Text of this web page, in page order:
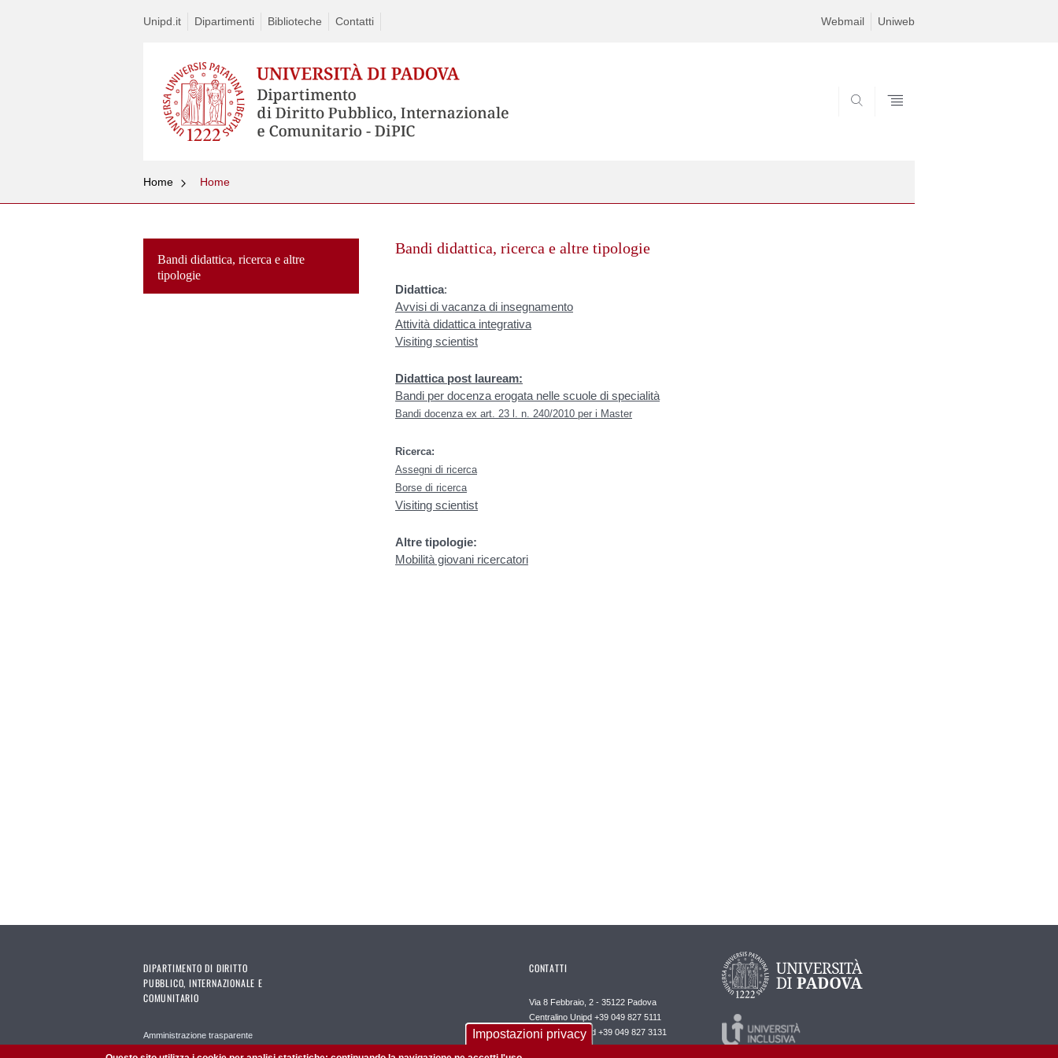
Unipd.it Dipartimenti Biblioteche Contatti Webmail Uniweb
Home Home
Bandi didattica, ricerca e altre
tipologie
to
Bandi didattica, ricerca e altre tipologie
Didattica:
Avvisi di vacanza di insegnamento
Attività didattica integrativa
Visiting scientist
Didattica post lauream:
Bandi per docenza erogata nelle scuole di specialità
Bandi docenza ex art. 23 l. n. 240/2010 per i Master
Ricerca:
Assegni di ricerca
Borse di ricerca
Visiting scientist
Altre tipologie:
Mobilità giovani ricercatori
DIPARTIMENTO DI DIRITTO
PUBBLICO, INTERNAZIONALE E
COMUNITARIO
Amministrazione trasparente
CONTATTI
Via 8 Febbraio, 2 - 35122 Padova
Centralino Unipd +39 049 827 5111
Call Centre Unipd +39 049 827 3131
Impostazioni privacy